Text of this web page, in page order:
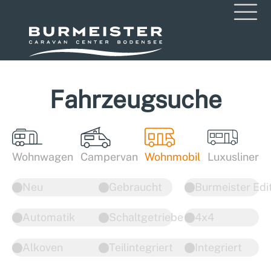
Fahrzeugsuche
Wohnwagen Campervan Wohnmobil Luxusliner
Neu Gebraucht
4x4
Automatik Schaltgetriebe
Burmeister
Alkoven Teilintegriert Integriert